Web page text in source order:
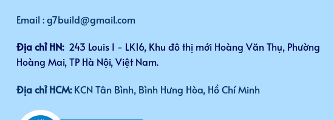
Email : g7build@gmail.com
Địa chỉ HN: 243 Louis I - LK16, Khu đô thị mới Hoàng Văn Thụ, Phường
Hoàng Mai, TP Hà Nội, Việt Nam.
Địa chỉ HCM:KCN Tân Bình, Bình Hưng Hòa, Hồ Chí Minh